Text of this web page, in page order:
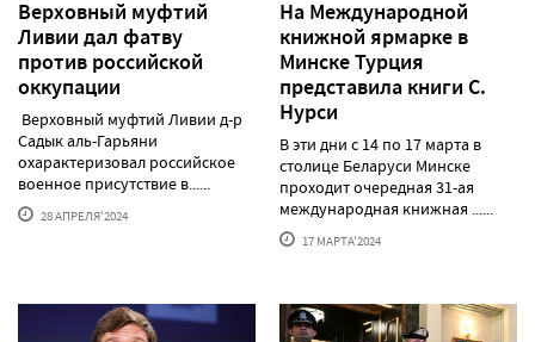
Верховный муфтий
Ливии дал фатву
против российской
оккупации
Верховный муфтий Ливии д-р
Садык аль-Гарьяни
охарактеризовал российское
военное присутствие в......
28 АПРЕЛЯ'2024
На Международной
книжной ярмарке в
Минске Турция
представила книги С.
Нурси
В эти дни с 14 по 17 марта в
столице Беларуси Минске
проходит очередная 31-ая
международная книжная ......
17 МАРТА'2024